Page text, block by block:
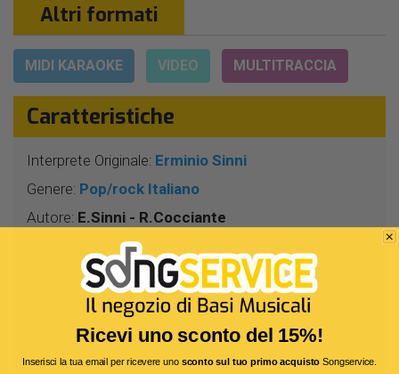
Altri formati
MIDI KARAOKE VIDEO MULTITRACCIA
Caratteristiche
Interprete Originale: Erminio Sinni
Genere: Pop/rock Italiano
Autore: E.Sinni - R.Cocciante
4 Min 28 Sec
Segnatura:4/4
130
Tonalità:DO -
Bitrate:320 Kbit/s
Ricevi uno sconto del 15%!
Inserisci la tua email per ricevere uno sconto sul tuo primo acquistoSongservice.